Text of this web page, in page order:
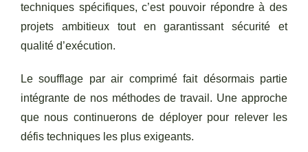
techniques spécifiques, c’est pouvoir répondre à des
projets ambitieux tout en garantissant sécurité et
qualité d’exécution.
Le soufflage par air comprimé fait désormais partie
intégrante de nos méthodes de travail. Une approche
que nous continuerons de déployer pour relever les
défis techniques les plus exigeants.